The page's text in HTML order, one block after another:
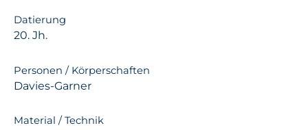
Datierung
20. Jh.
Personen / Körperschaften
Davies-Garner
Material / Technik